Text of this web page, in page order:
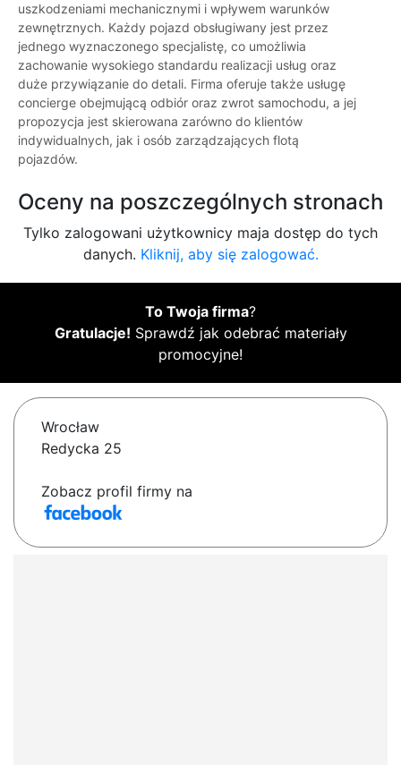
uszkodzeniami mechanicznymi i wpływem warunków
zewnętrznych. Każdy pojazd obsługiwany jest przez
jednego wyznaczonego specjalistę, co umożliwia
zachowanie wysokiego standardu realizacji usług oraz
duże przywiązanie do detali. Firma oferuje także usługę
concierge obejmującą odbiór oraz zwrot samochodu, a jej
propozycja jest skierowana zarówno do klientów
indywidualnych, jak i osób zarządzających flotą
pojazdów.
Oceny na poszczególnych stronach
Tylko zalogowani użytkownicy maja dostęp do tych
danych. Kliknij, aby się zalogować.
To Twoja firma?
Gratulacje! Sprawdź jak odebrać materiały
promocyjne!
Wrocław
Redycka 25
Zobacz profil firmy na